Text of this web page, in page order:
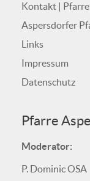
Kontakt |
Aspersdorfer
Links
Impressum
Datenschutz
Pfarre
Moderator:
P. Dominic OSA